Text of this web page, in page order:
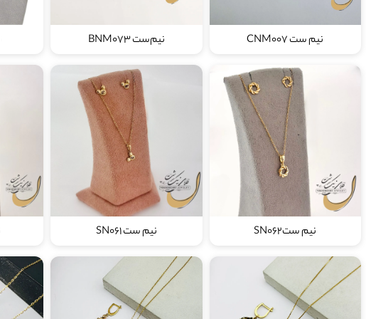
نیم ست CNM007 نیم‌ست BNM073
نیم ستSN062 نیم ست SN061